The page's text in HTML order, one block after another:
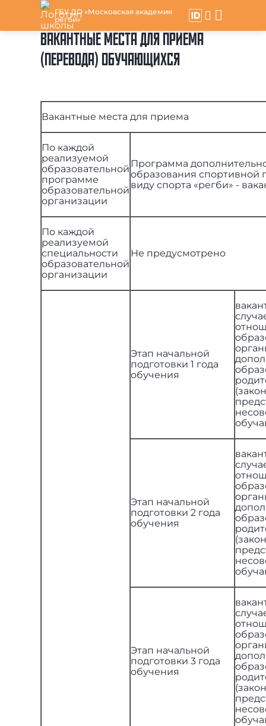
ГБУ ДО «Московская академия
регби»
ВАКАНТНЫЕ МЕСТА ДЛЯ ПРИЕМА
(ПЕРЕВОДА) ОБУЧАЮЩИХСЯ
Вакантные места для приема
По каждой
реализуемой
образовательной
программе
образовательной
организации
Программа
образования спортивной
виду спорта «регби» -
По каждой
реализуемой
специальности
образовательной
организации
Не предусмотрено
Этап начальной
подготовки 1 года
обучения
Этап начальной
подготовки 2 года
обучения
Этап начальной
подготовки 3 года
обучения